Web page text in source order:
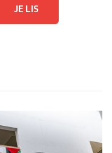
JE LIS